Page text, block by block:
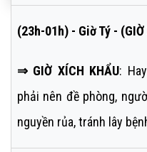
(23h-01h) - Giờ Tý - (GIỜ
⇒ GIỜ XÍCH KHẨU:
phải nên đề phòng,
nguyền rủa, tránh lây